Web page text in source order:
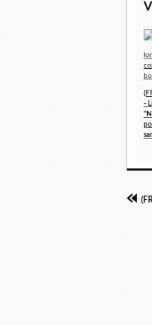
-